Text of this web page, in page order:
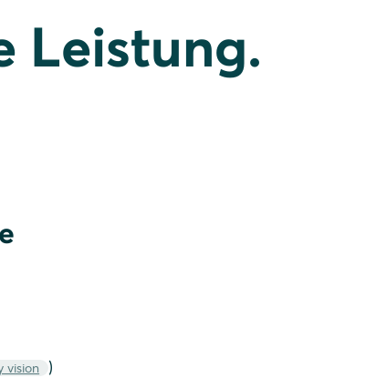
Leistung.
vision
)